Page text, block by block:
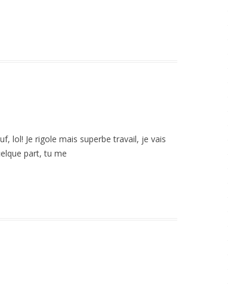
lol! Je rigole mais superbe travail, je vais
part, tu me